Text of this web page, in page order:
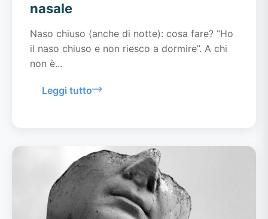
nasale
Naso chiuso (anche di notte): cosa fare? “Ho
il naso chiuso e non riesco a dormire”. A chi
non è...
Leggi tutto